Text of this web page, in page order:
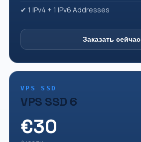
✔ 1 IPv4 + 1 IPv6 Addresses
Заказать сейчас
VPS SSD
VPS SSD 6
€30